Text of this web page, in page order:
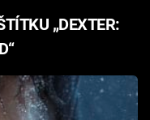
„DEXTER: